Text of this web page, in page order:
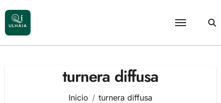
al
contenido
turnera diffusa
Inicio turnera diffusa